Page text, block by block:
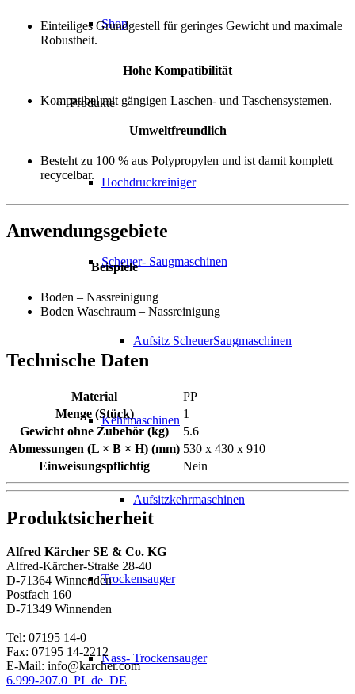
Shop
Produkte
Hochdruckreiniger
Scheuer- Saugmaschinen
Aufsitz ScheuerSaugmaschinen
Kehrmaschinen
Aufsitzkehrmaschinen
Trockensauger
Nass- Trockensauger
Einteiliges Grundgestell für geringes Gewicht und maximale
Robustheit.
Hohe Kompatibilität
Kompatibel mit gängigen Laschen- und Taschensystemen.
Umweltfreundlich
Besteht zu 100 % aus Polypropylen und ist damit komplett
recycelbar.
Anwendungsgebiete
Beispiele
Boden – Nassreinigung
Boden Waschraum – Nassreinigung
Technische Daten
Material
PP
Menge (Stück)
1
Gewicht ohne Zubehör (kg)
5.6
Abmessungen (L × B × H) (mm) 530 x 430 x 910
Einweisungspflichtig
Nein
Produktsicherheit
Alfred Kärcher SE & Co. KG
Alfred-Kärcher-Straße 28-40
D-71364 Winnenden
Postfach 160
D-71349 Winnenden
Tel: 07195 14-0
Fax: 07195 14-2212
E-Mail: info@karcher.com
6.999-207.0_PI_de_DE